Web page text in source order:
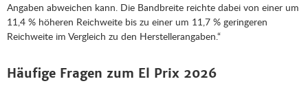
Angaben abweichen kann. Die Bandbreite reichte dabei von einer um
11,4 % höheren Reichweite bis zu einer um 11,7 % geringeren
Reichweite im Vergleich zu den Herstellerangaben.“
Häufige Fragen zum El Prix 2026